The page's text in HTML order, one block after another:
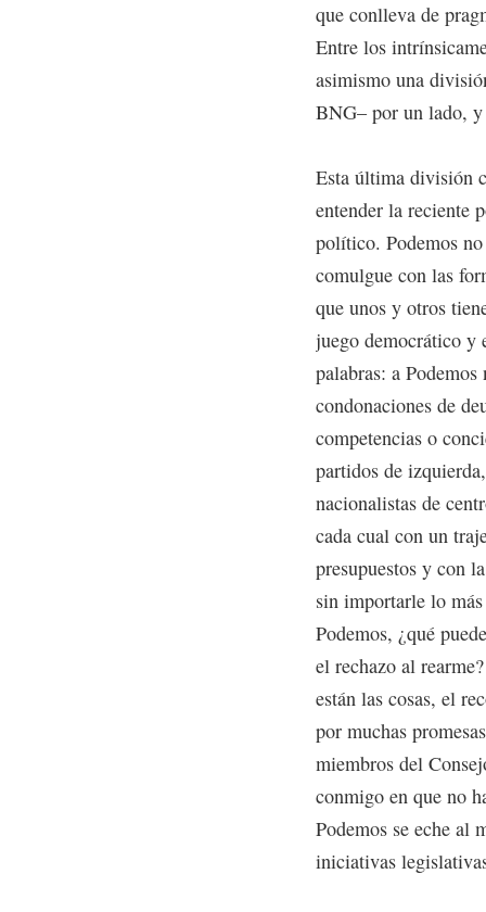
que conlleva de
Entre los
asimismo una
BNG– por un lado,
Esta última división
entender la reciente
político. Podemos
comulgue con las
que unos y otros
juego democrático y
palabras: a
condonaciones de
competencias o
partidos de
nacionalistas de
cada cual con un
presupuestos y con
sin importarle lo
Podemos, ¿qué
el rechazo al
están las cosas, el
por muchas
miembros del
conmigo en que no
Podemos se eche al
iniciativas